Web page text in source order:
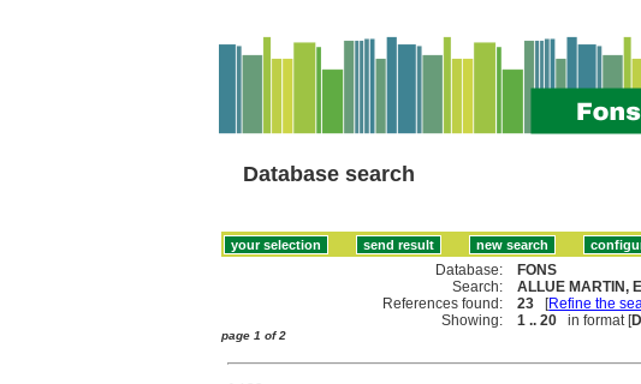
Database search
Database:
FONS
Search:
ALLUE MARTIN,
References found:
23 [Refine the
Showing:
1 .. 20 in format [
page 1 of 2